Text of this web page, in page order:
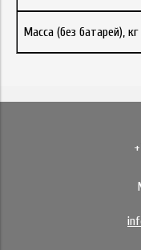
Масса (без батарей), кг